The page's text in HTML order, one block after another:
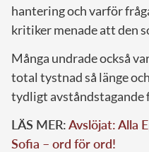
hantering och varför
kritiker menade att den
Många undrade också
total tystnad så länge
tydligt avståndstagande
LÄS MER:Avslöjat: Alla
Sofia – ord för ord!